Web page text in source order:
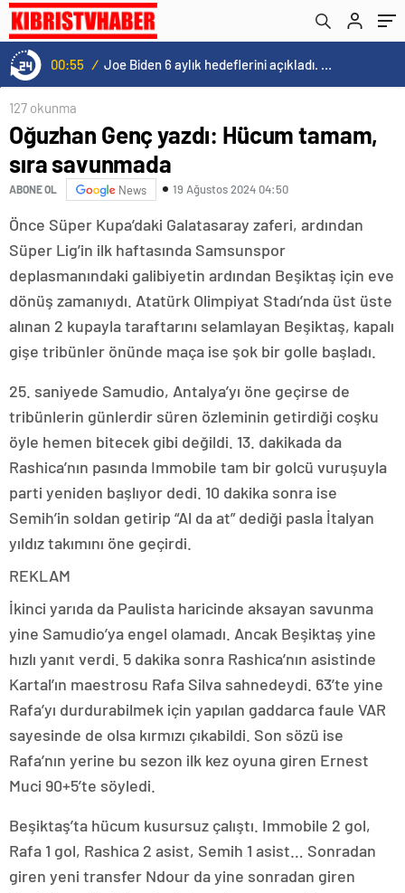
00:55 / Joe Biden 6 aylık hedeflerini açıkladı. Senato buz gibi…
127 okunma
Oğuzhan Genç yazdı: Hücum tamam,
sıra savunmada
ABONE OL News 19 Ağustos 2024 04:50
Önce Süper Kupa’daki Galatasaray zaferi, ardından
Süper Lig’in ilk haftasında Samsunspor
deplasmanındaki galibiyetin ardından Beşiktaş için eve
dönüş zamanıydı. Atatürk Olimpiyat Stadı’nda üst üste
alınan 2 kupayla taraftarını selamlayan Beşiktaş, kapalı
gişe tribünler önünde maça ise şok bir golle başladı.
25. saniyede Samudio, Antalya’yı öne geçirse de
tribünlerin günlerdir süren özleminin getirdiği coşku
öyle hemen bitecek gibi değildi. 13. dakikada da
Rashica’nın pasında Immobile tam bir golcü vuruşuyla
parti yeniden başlıyor dedi. 10 dakika sonra ise
Semih’in soldan getirip “Al da at” dediği pasla İtalyan
yıldız takımını öne geçirdi.
REKLAM
İkinci yarıda da Paulista haricinde aksayan savunma
yine Samudio’ya engel olamadı. Ancak Beşiktaş yine
hızlı yanıt verdi. 5 dakika sonra Rashica’nın asistinde
Kartal’ın maestrosu Rafa Silva sahnedeydi. 63’te yine
Rafa’yı durdurabilmek için yapılan gaddarca faule VAR
sayesinde de olsa kırmızı çıkabildi. Son sözü ise
Rafa’nın yerine bu sezon ilk kez oyuna giren Ernest
Muci 90+5’te söyledi.
Beşiktaş’ta hücum kusursuz çalıştı. Immobile 2 gol,
Rafa 1 gol, Rashica 2 asist, Semih 1 asist… Sonradan
giren yeni transfer Ndour da yine sonradan giren